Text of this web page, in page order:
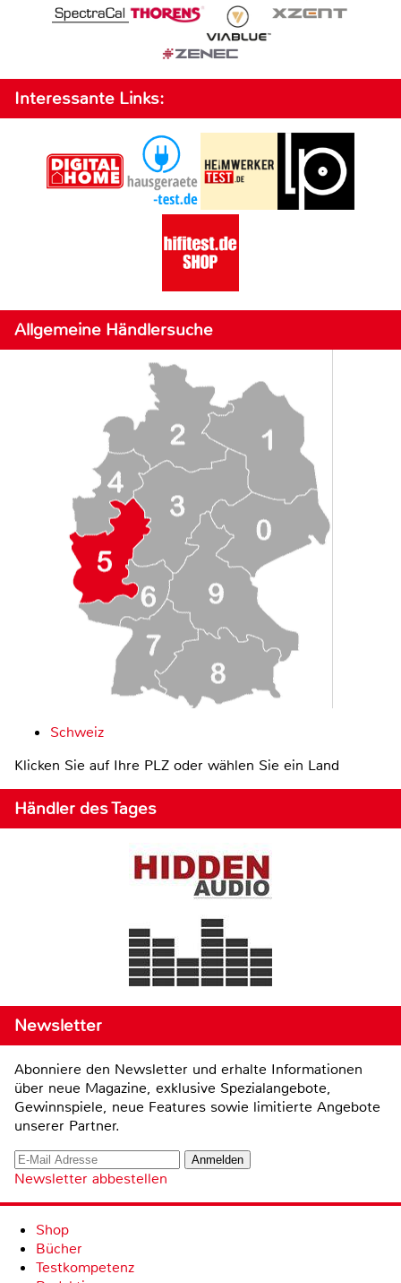
Interessante Links:
Allgemeine Händlersuche
Schweiz
Klicken Sie auf Ihre PLZ oder wählen Sie ein Land
Händler des Tages
Newsletter
Abonniere den Newsletter und erhalte Informationen
über neue Magazine, exklusive Spezialangebote,
Gewinnspiele, neue Features sowie limitierte Angebote
unserer Partner.
Newsletter abbestellen
Shop
Bücher
Testkompetenz